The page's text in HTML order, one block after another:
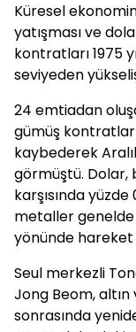
Küresel
yatışması ve
kontratları 1975
seviyeden
24 emtiadan
gümüş
kaybederek
görmüştü. Dolar,
karşısında
metaller
yönünde hareket
Seul merkezli
Jong Beom,
sonrasında